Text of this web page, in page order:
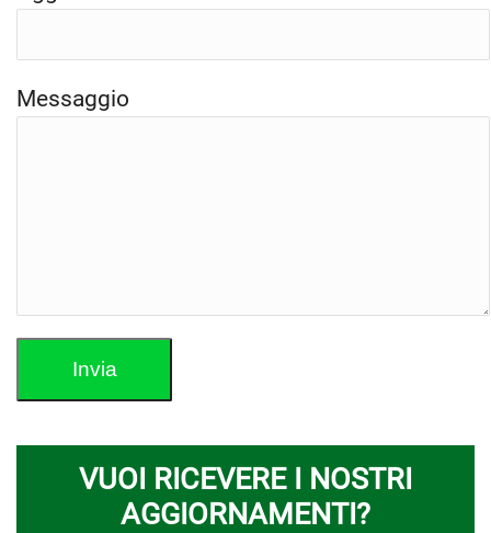
Messaggio
VUOI RICEVERE I NOSTRI
AGGIORNAMENTI?